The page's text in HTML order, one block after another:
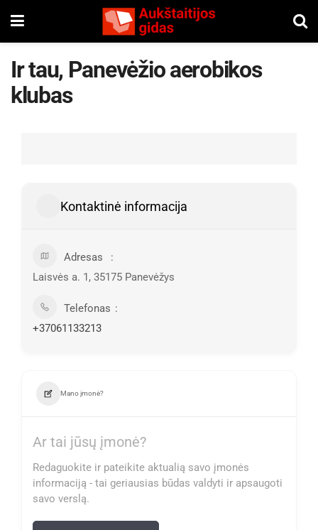
Ir tau, Panevėžio aerobikos
klubas
Kontaktinė informacija
Adresas
Laisvės a. 1, 35175 Panevėžys
Telefonas
+37061133213
Mano įmonė?
Ar tai jūsų įmonė?
Redaguokite ir pateikite aktualią savo įmonės
informaciją - tai geriausias būdas valdyti ir apsaugoti
savo verslą.